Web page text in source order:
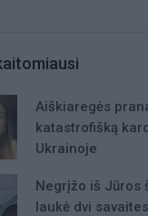
Aiškiaregės
katastrofišką
Ukrainoje
Negrįžo iš Jūros
laukė dvi savaites